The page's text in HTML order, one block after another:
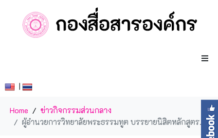
|
Home
ข่าวกิจกรรมส่วนกลาง
ผู้อำนวยการวิทยาลัยพระธรรมทูต บรรยายนิสิตหลักสูตรพุทธศาสตรมหาบัณฑิต สาขาวิชาพระธรรมทูต